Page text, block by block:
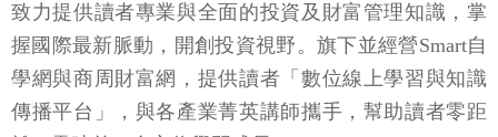
致力提供讀者專業與全面的投資及財富管理知識，掌
握國際最新脈動，開創投資視野。旗下並經營Smart自
學網與商周財富網，提供讀者「數位線上學習與知識
傳播平台」，與各產業菁英講師攜手，幫助讀者零距